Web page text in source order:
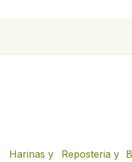
Harinas y
Reposteria y